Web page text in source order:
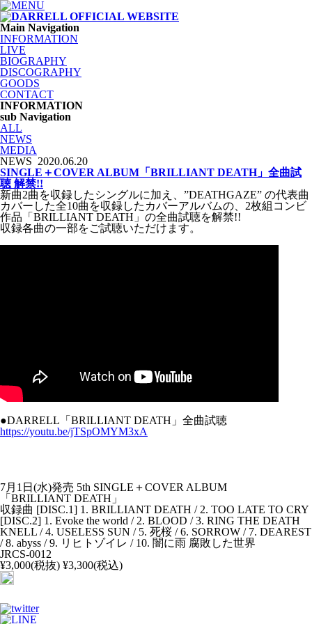
Main Navigation
INFORMATION
LIVE
BIOGRAPHY
DISCOGRAPHY
GOODS
CONTACT
INFORMATION
sub Navigation
ALL
NEWS
MEDIA
NEWS 2020.06.20
SINGLE＋COVER ALBUM「BRILLIANT DEATH」全曲試
聴 解禁!!
新曲2曲を収録したシングルに加え、”DEATHGAZE” の代表曲
カバーした全10曲を収録したカバーアルバムの、2枚組コンビ
作品「BRILLIANT DEATH」の全曲試聴を解禁!!
収録各曲の一部をご試聴いただけます。
●DARRELL「BRILLIANT DEATH」全曲試聴
https://youtu.be/jTSpOMYM3xA
7月1日(水)発売 5th SINGLE＋COVER ALBUM
「BRILLIANT DEATH」
収録曲 [DISC.1] 1. BRILLIANT DEATH / 2. TOO LATE TO CRY
[DISC.2] 1. Evoke the world / 2. BLOOD / 3. RING THE DEATH
KNELL / 4. USELESS SUN / 5. 死桜 / 6. SORROW / 7. DEAREST
/ 8. abyss / 9. リヒトゾイレ / 10. 闇に雨 腐敗した世界
JRCS-0012
¥3,000(税抜) ¥3,300(税込)